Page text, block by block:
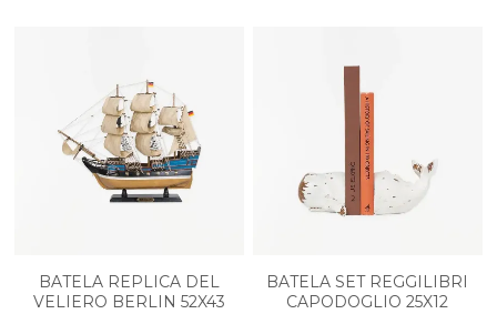
BATELA REPLICA DEL
VELIERO BERLIN 52X43
BATELA SET REGGILIBRI
CAPODOGLIO 25X12